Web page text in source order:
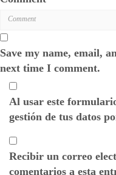
Save my name, email,
next time I comment.
Al usar este
gestión de tus datos
Recibir un correo
comentarios a esta